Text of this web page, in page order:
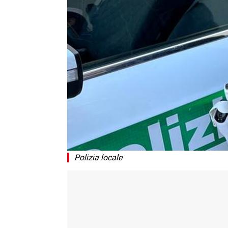
Polizia locale